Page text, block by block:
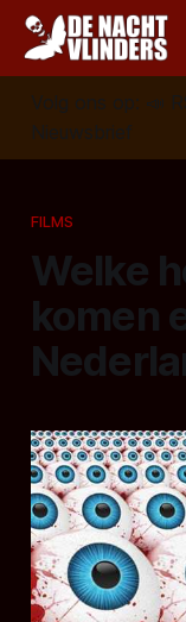
Volg ons op: 📣
Nieuwsbrief
FILMS
Welke
komen